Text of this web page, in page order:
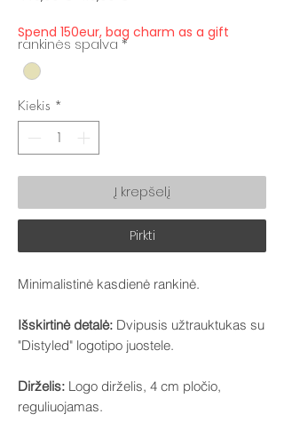
Spend 150eur, bag charm as a gift
rankinės spalva *
Kiekis *
Į krepšelį
Pirkti
Minimalistinė kasdienė rankinė.
Išskirtinė detalė: Dvipusis užtrauktukas su
"Distyled" logotipo juostele.
Dirželis: Logo dirželis, 4 cm pločio,
reguliuojamas.